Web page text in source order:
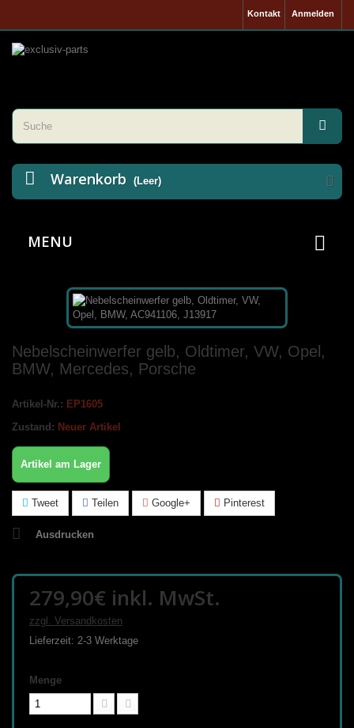
Anmelden
Kontakt
Warenkorb (Leer)
MENU
Nebelscheinwerfer gelb, Oldtimer, VW, Opel,
BMW, Mercedes, Porsche
Artikel-Nr.: EP1605
Zustand: Neuer Artikel
Artikel am Lager
Tweet Teilen Google+ Pinterest
Ausdrucken
279,90€ inkl. MwSt.
zzgl. Versandkosten
Lieferzeit: 2-3 Werktage
Menge